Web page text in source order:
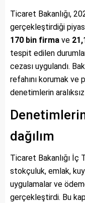
Ticaret Bakanlığı,
gerçekleştirdiği
170 bin firma ve
tespit edilen
cezası uygulandı.
refahını korumak ve
denetimlerin
dağılım
Ticaret Bakanlığı İç
stokçuluk, emlak,
uygulamalar ve
gerçekleştirdi. Bu